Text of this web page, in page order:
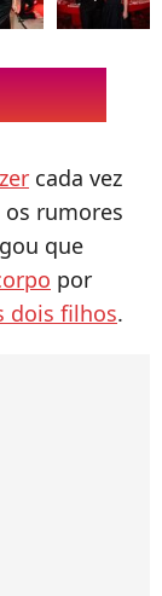
cada vez
os rumores
que
por
dois filhos.